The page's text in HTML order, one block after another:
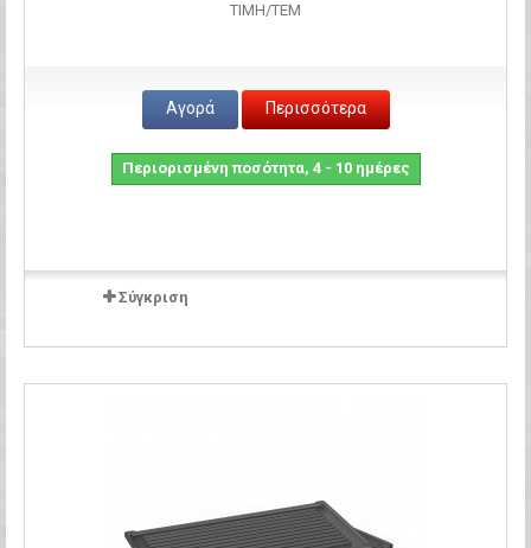
ΤΙΜH/ΤΕΜ
Αγορά Περισσότερα
Περιορισμένη ποσότητα, 4 - 10 ημέρες
Σύγκριση